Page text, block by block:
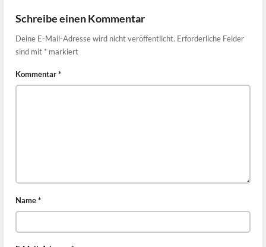
Schreibe einen Kommentar
Deine E-Mail-Adresse wird nicht veröffentlicht. Erforderliche Felder
sind mit * markiert
Kommentar*
Name*